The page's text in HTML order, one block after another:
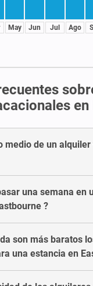
May Jun Jul Ago
en
medio de un
una semana en
?
son más baratos
una estancia en